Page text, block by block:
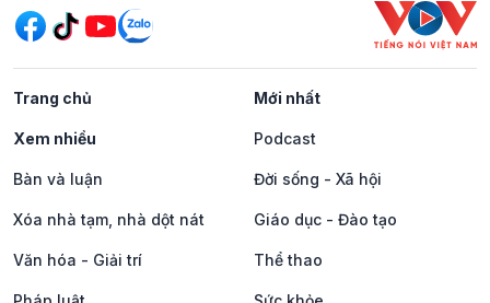
Trang chủ Mới nhất
Xem nhiều Podcast
Bàn và luận Đời sống - Xã hội
Xóa nhà tạm, nhà dột nát Giáo dục - Đào tạo
Văn hóa - Giải trí Thể thao